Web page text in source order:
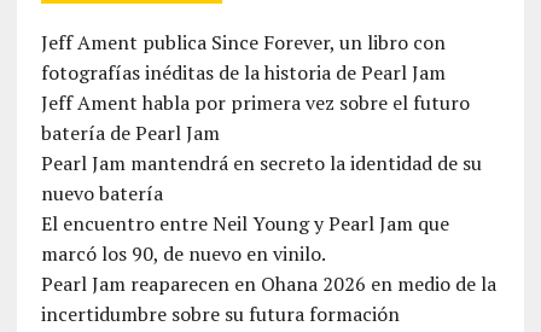
Jeff Ament publica Since Forever, un libro con
fotografías inéditas de la historia de Pearl Jam
Jeff Ament habla por primera vez sobre el futuro
batería de Pearl Jam
Pearl Jam mantendrá en secreto la identidad de su
nuevo batería
El encuentro entre Neil Young y Pearl Jam que
marcó los 90, de nuevo en vinilo.
Pearl Jam reaparecen en Ohana 2026 en medio de la
incertidumbre sobre su futura formación